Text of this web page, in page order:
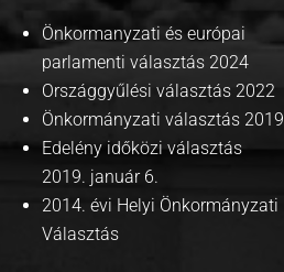
Önkormanyzati és európai
parlamenti választás 2024
Országgyűlési választás 2022
Önkormányzati választás 2019
Edelény időközi választás
2019. január 6.
2014. évi Helyi Önkormányzati
Választás